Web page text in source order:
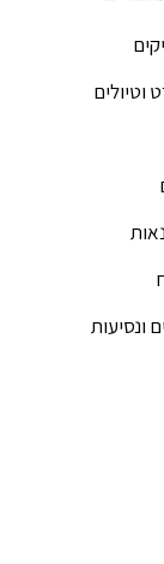
וטיולים
ונסיעות